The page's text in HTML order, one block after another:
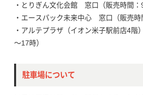
・とりぎん文化会館 窓口（販売時間：
・エースパック未来中心 窓口（販売時
・アルテプラザ（イオン米子駅前店4
～17時）
駐車場について